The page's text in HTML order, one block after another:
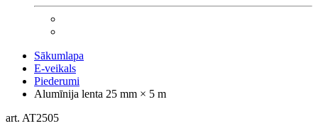
Sākumlapa
E-veikals
Piederumi
Alumīnija lenta 25 mm × 5 m
art. AT2505